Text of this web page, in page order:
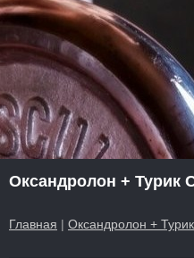
Оксандролон + Турик
Главная | Оксандролон +